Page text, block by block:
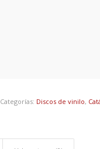
Categorías: Discos de vinilo,